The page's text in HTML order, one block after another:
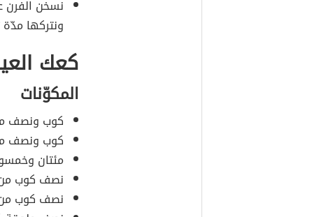
ونتركها
كعك
المكوّنات
كوب ونصف
كوب ونصف
مئتان
نصف كوب من
نصف كوب من